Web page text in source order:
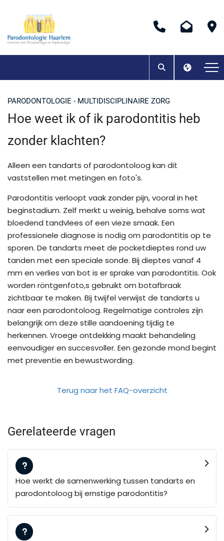
PARODONTOLOGIE - MULTIDISCIPLINAIRE ZORG
Hoe weet ik of ik parodontitis heb
zonder klachten?
Alleen een tandarts of parodontoloog kan dit
vaststellen met metingen en foto's.
Parodontitis verloopt vaak zonder pijn, vooral in het
beginstadium. Zelf merkt u weinig, behalve soms wat
bloedend tandvlees of een vieze smaak. Een
professionele diagnose is nodig om parodontitis op te
sporen. De tandarts meet de pocketdieptes rond uw
tanden met een speciale sonde. Bij dieptes vanaf 4
mm en verlies van bot is er sprake van parodontitis. Ook
worden röntgenfoto,s gebruikt om botafbraak
zichtbaar te maken. Bij twijfel verwijst de tandarts u
naar een parodontoloog. Regelmatige controles zijn
belangrijk om deze stille aandoening tijdig te
herkennen. Vroege ontdekking maakt behandeling
eenvoudiger en succesvoller. Een gezonde mond begint
met preventie en bewustwording.
Terug naar het FAQ-overzicht
Gerelateerde vragen
Hoe werkt de samenwerking tussen tandarts en
parodontoloog bij ernstige parodontitis?